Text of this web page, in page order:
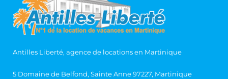
Antilles Liberté, agence de locations en Martinique
5 Domaine de Belfond, Sainte Anne 97227, Martinique